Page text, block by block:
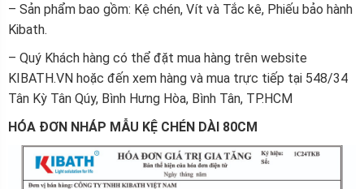
– Sản phẩm bao gồm: Kệ chén, Vít và Tắc kê, Phiếu bảo hành
Kibath.
– Quý Khách hàng có thể đặt mua hàng trên website
KIBATH.VN hoặc đến xem hàng và mua trực tiếp tại 548/34
Tân Kỳ Tân Qúy, Bình Hưng Hòa, Bình Tân, TP.HCM
HÓA ĐƠN NHÁP MẪU KỆ CHÉN DÀI 80CM